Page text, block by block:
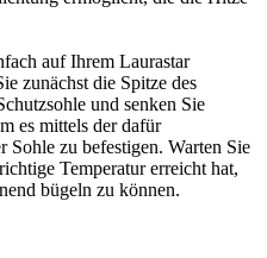
auf Ihrem Laurastar
zunächst die Spitze des
und senken Sie
es mittels der dafür
Sohle zu befestigen. Warten Sie
Temperatur erreicht hat,
bügeln zu können.